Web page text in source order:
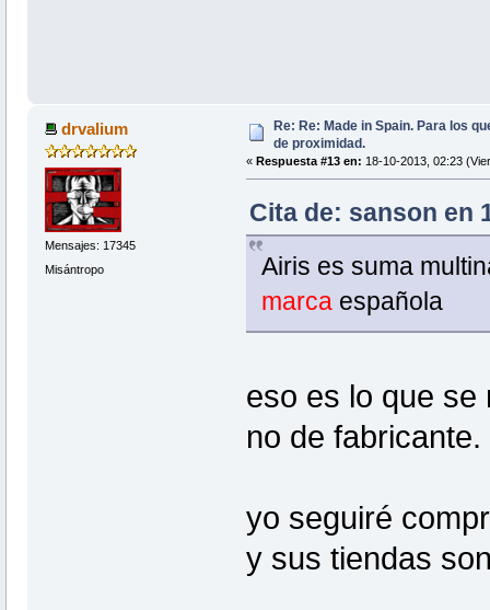
drvalium
Mensajes: 17345
Misántropo
Re: Re: Made in Spain. Para los
de proximidad.
« Respuesta #13 en: 18-10-2013, 02:23
Cita de: sanson en
Airis es suma
marcaespañola
eso es lo que se
no de fabricante.
yo seguiré
y sus tiendas